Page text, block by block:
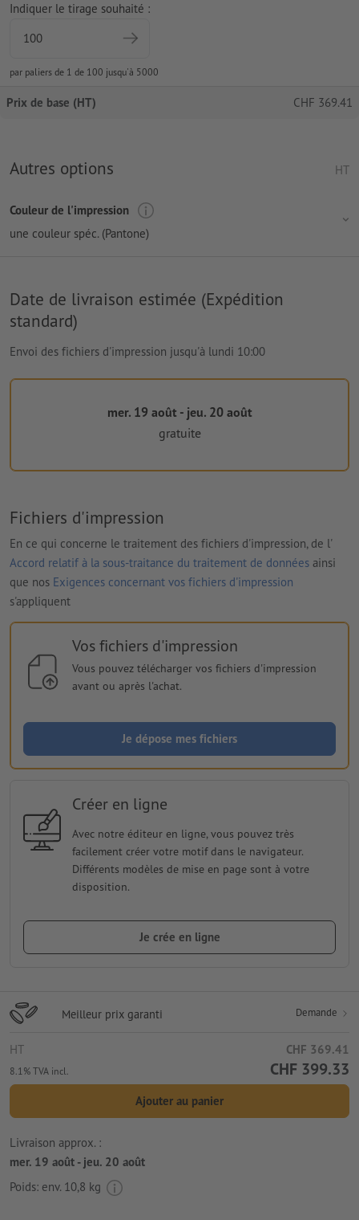
Indiquer le tirage souhaité :
par paliers de 1 de 100 jusqu'à 5000
Prix de base (HT) CHF 369.41
Autres options HT
Couleur de l'impression
une couleur spéc. (Pantone)
Date de livraison estimée (Expédition
standard)
Envoi des fichiers d'impression jusqu'à lundi 10:00
mer. 19 août - jeu. 20 août
gratuite
Fichiers d'impression
En ce qui concerne le traitement des fichiers d'impression, de l'
Accord relatif à la sous-traitance du traitement de données ainsi
que nos Exigences concernant vos fichiers d'impression
s'appliquent
Vos fichiers d'impression
Vous pouvez télécharger vos fichiers d'impression
avant ou après l'achat.
Je dépose mes fichiers
Créer en ligne
Avec notre éditeur en ligne, vous pouvez très
facilement créer votre motif dans le navigateur.
Différents modèles de mise en page sont à votre
disposition.
Je crée en ligne
Meilleur prix garanti Demande
HT CHF 369.41
8.1% TVA incl. CHF 399.33
Ajouter au panier
Livraison approx. :
mer. 19 août - jeu. 20 août
Poids: env. 10,8 kg